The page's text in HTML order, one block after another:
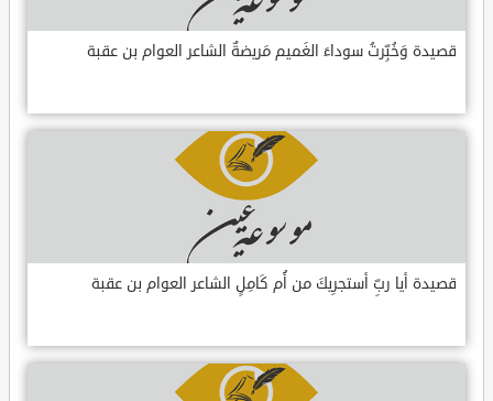
قصيدة وَخُبِّرتُ سوداءَ الغَميم مَريضةٌ الشاعر العوام بن عقبة
قصيدة أيا ربِّ أستجرِيكَ من أُم كَامِلٍ الشاعر العوام بن عقبة